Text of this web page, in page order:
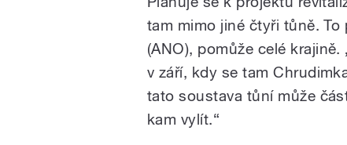
tam mimo jiné čtyři tůně.
(ANO), pomůže celé
v září, kdy se tam
tato soustava tůní může
kam vylít.“